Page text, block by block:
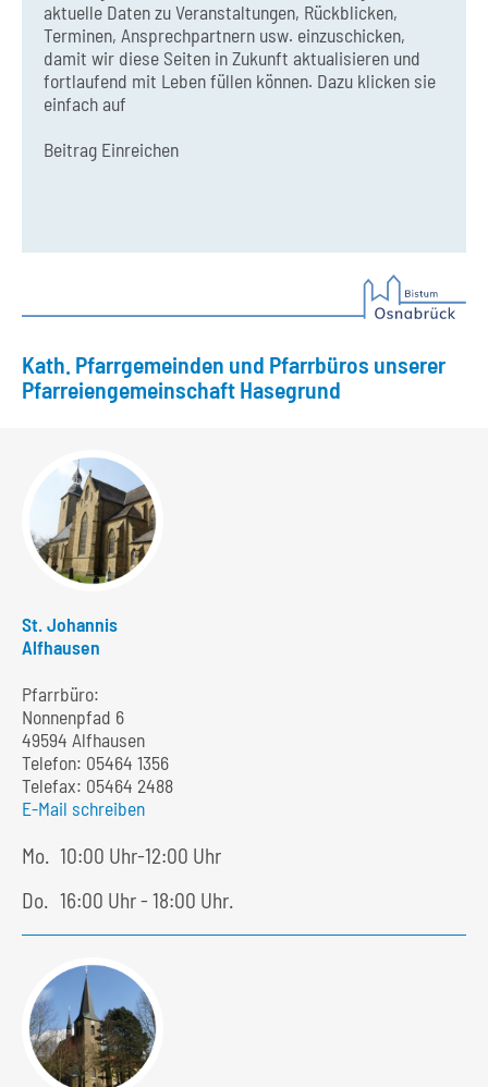
aktuelle Daten zu Veranstaltungen, Rückblicken,
Terminen, Ansprechpartnern usw. einzuschicken,
damit wir diese Seiten in Zukunft aktualisieren und
fortlaufend mit Leben füllen können. Dazu klicken sie
einfach auf
Beitrag Einreichen
Kath. Pfarrgemeinden und Pfarrbüros unserer
Pfarreiengemeinschaft Hasegrund
St. Johannis
Alfhausen
Pfarrbüro:
Nonnenpfad 6
49594 Alfhausen
Telefon: 05464 1356
Telefax: 05464 2488
E-Mail schreiben
Mo. 10:00 Uhr-12:00 Uhr
Do. 16:00 Uhr - 18:00 Uhr.